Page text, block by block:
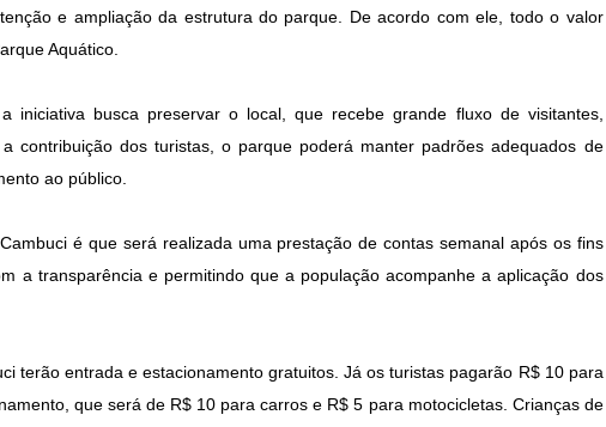
e ampliação da estrutura do parque. De acordo com ele, todo o valor
Aquático.
iniciativa busca preservar o local, que recebe grande fluxo de visitantes,
contribuição dos turistas, o parque poderá manter padrões adequados de
ao público.
é que será realizada uma prestação de contas semanal após os fins
a transparência e permitindo que a população acompanhe a aplicação dos
terão entrada e estacionamento gratuitos. Já os turistas pagarão R$ 10 para
que será de R$ 10 para carros e R$ 5 para motocicletas. Crianças de